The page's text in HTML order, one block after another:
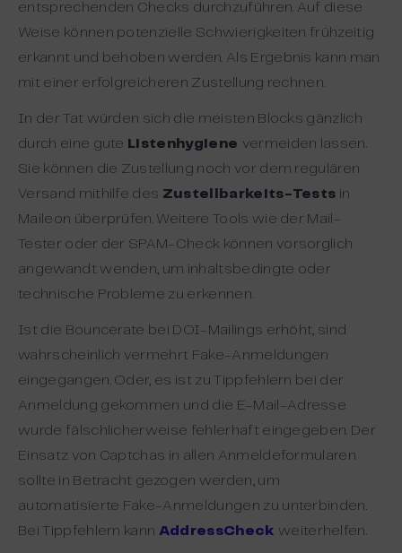
entsprechenden Checks durchzuführen. Auf diese
Weise können potenzielle Schwierigkeiten frühzeitig
erkannt und behoben werden. Als Ergebnis kann man
mit einer erfolgreicheren Zustellung rechnen.
In der Tat würden sich die meisten Blocks gänzlich
durch eine gute Listenhygiene vermeiden lassen.
Sie können die Zustellung noch vor dem regulären
Versand mithilfe des Zustellbarkeits-Tests in
Maileon überprüfen. Weitere Tools wie der Mail-
Tester oder der SPAM-Check können vorsorglich
angewandt wenden, um inhaltsbedingte oder
technische Probleme zu erkennen.
Ist die Bouncerate bei DOI-Mailings erhöht, sind
wahrscheinlich vermehrt Fake-Anmeldungen
eingegangen. Oder, es ist zu Tippfehlern bei der
Anmeldung gekommen und die E-Mail-Adresse
wurde fälschlicherweise fehlerhaft eingegeben. Der
Einsatz von Captchas in allen Anmeldeformularen
sollte in Betracht gezogen werden, um
automatisierte Fake-Anmeldungen zu unterbinden.
Bei Tippfehlern kann AddressCheck weiterhelfen.